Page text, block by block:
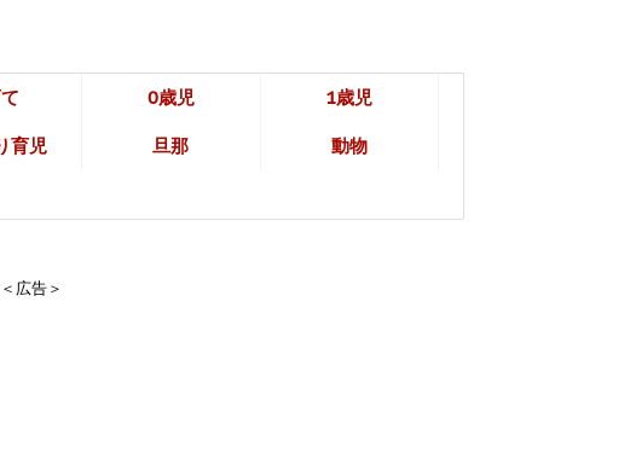
0歳児 1歳児
育児 旦那 動物
＜広告＞